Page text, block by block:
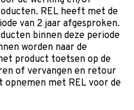
REL heeft met de
van 2 jaar afgesproken.
binnen deze periode
worden naar de
product toetsen op de
of vervangen en retour
met REL voor de